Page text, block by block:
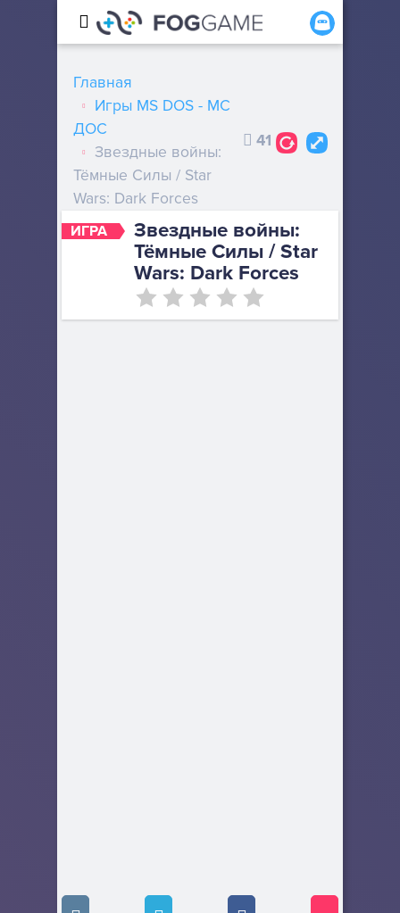
ИГРА
Звездные войны:
Тёмные Силы / Star
Wars: Dark Forces
Главная
Игры MS DOS - МС
ДОС
Звездные войны:
Тёмные Силы / Star
Wars: Dark Forces
41